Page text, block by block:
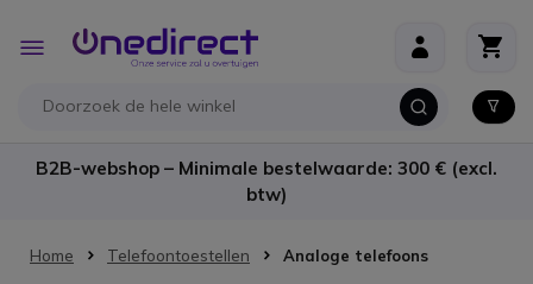
Toggle
Nav
B2B-webshop – Minimale bestelwaarde: 300 € (excl.
btw)
Home Telefoontoestellen Analoge telefoons